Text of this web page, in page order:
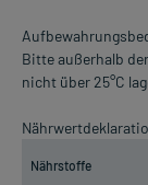
Bitte außerhalb
nicht über 25°C
Nährstoffe